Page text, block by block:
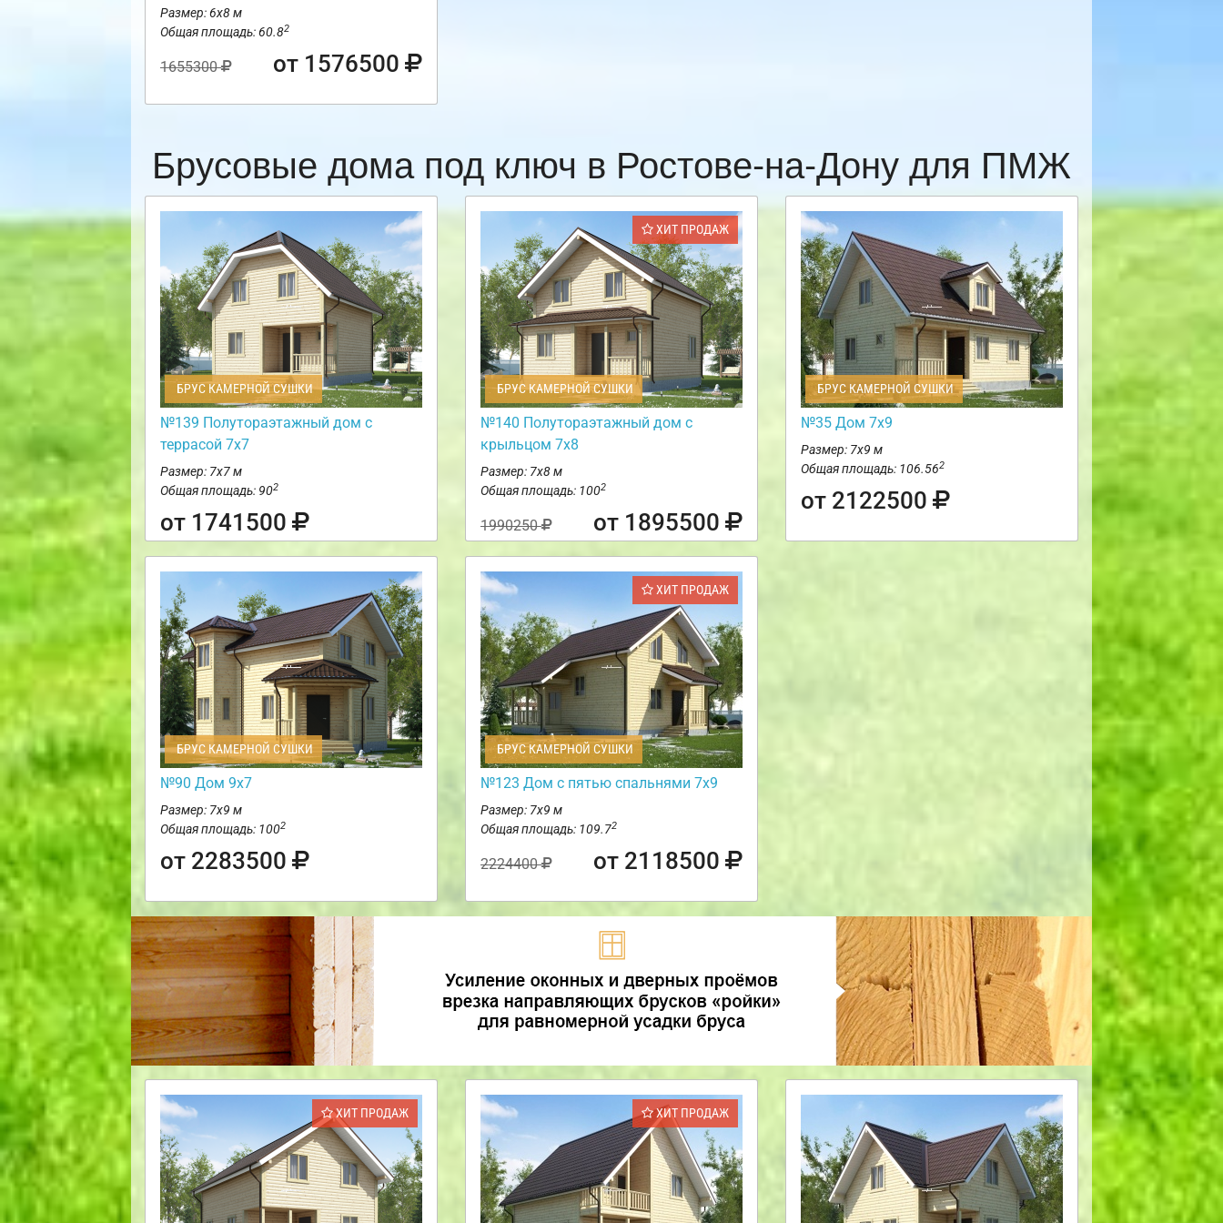
Размер: 6х8 м
Общая площадь: 60.82
1655300 от 1576500
Брусовые дома под ключ в Ростове-на-Дону для ПМЖ
БРУС КАМЕРНОЙ СУШКИ
№139 Полутораэтажный дом с
террасой 7х7
Размер: 7х7 м
Общая площадь: 902
от 1741500
ХИТ ПРОДАЖ
БРУС КАМЕРНОЙ СУШКИ
№140 Полутораэтажный дом с
крыльцом 7х8
Размер: 7х8 м
Общая площадь: 1002
1990250 от 1895500
БРУС КАМЕРНОЙ СУШКИ
№35 Дом 7х9
Размер: 7х9 м
Общая площадь: 106.562
от 2122500
БРУС КАМЕРНОЙ СУШКИ
№90 Дом 9х7
Размер: 7х9 м
Общая площадь: 1002
от 2283500
ХИТ ПРОДАЖ
БРУС КАМЕРНОЙ СУШКИ
№123 Дом с пятью спальнями 7х9
Размер: 7х9 м
Общая площадь: 109.72
2224400 от 2118500
ХИТ ПРОДАЖ ХИТ ПРОДАЖ